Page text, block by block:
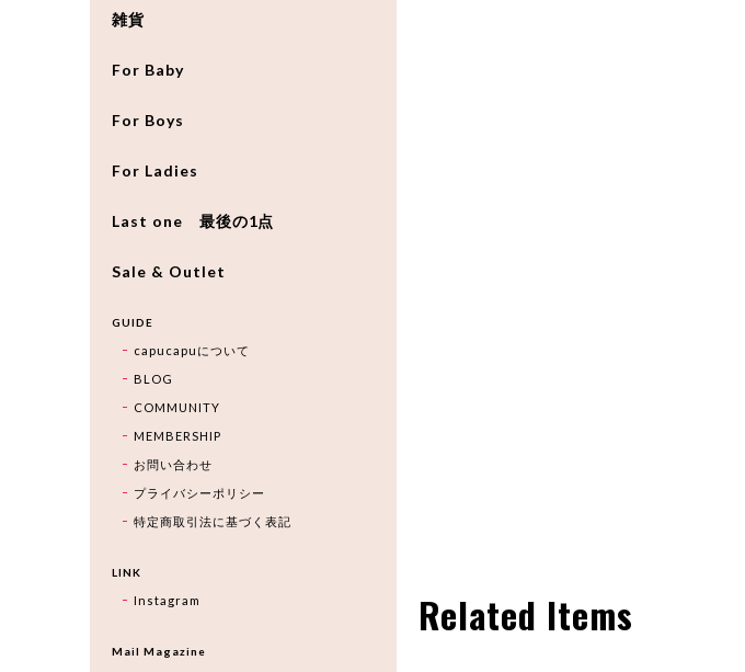
Related Items
雑貨
For Baby
For Boys
For Ladies
Last one 最後の1点
Sale & Outlet
GUIDE
capucapuについて
BLOG
COMMUNITY
MEMBERSHIP
お問い合わせ
プライバシーポリシー
特定商取引法に基づく表記
LINK
Instagram
Mail Magazine